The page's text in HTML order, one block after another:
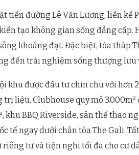
tiền đường Lê Văn Lương, liền kề
tạo không gian sống đẳng cấp.
khoáng đạt. Đặc biệt, tòa tháp
đến trải nghiệm sống thượng lưu
khu được đầu tư chỉn chu với
liệu, Clubhouse quy mô
khu BBQ Riverside, sân thể thao
tế ngay dưới chân tòa The Gali.
riêng tư và tiện nghi tối đa cho cư